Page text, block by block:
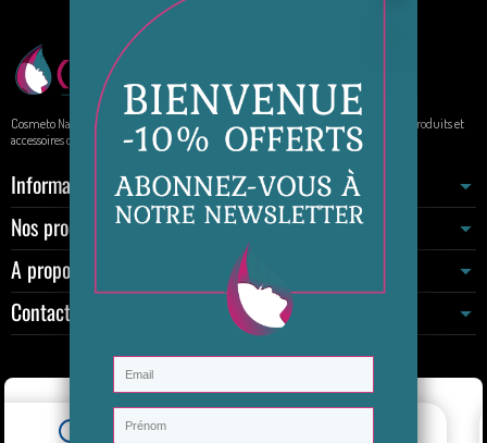
Cosmeto Nature, votre boutique de beauté au naturel. Elle propose à la vente des produits et
accessoires de beauté sur internet.
Informations
Nos produits
A propos
Contactez-nous